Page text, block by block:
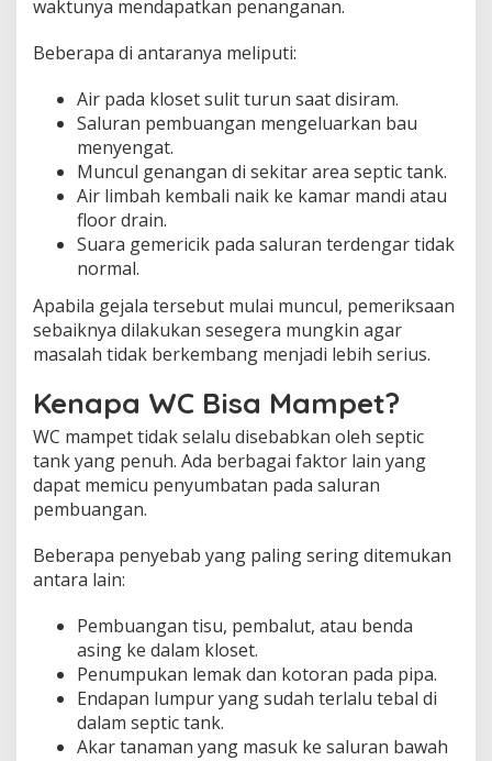
waktunya mendapatkan penanganan.
Beberapa di antaranya meliputi:
Air pada kloset sulit turun saat disiram.
Saluran pembuangan mengeluarkan bau
menyengat.
Muncul genangan di sekitar area septic tank.
Air limbah kembali naik ke kamar mandi atau
floor drain.
Suara gemericik pada saluran terdengar tidak
normal.
Apabila gejala tersebut mulai muncul, pemeriksaan
sebaiknya dilakukan sesegera mungkin agar
masalah tidak berkembang menjadi lebih serius.
Kenapa WC Bisa Mampet?
WC mampet tidak selalu disebabkan oleh septic
tank yang penuh. Ada berbagai faktor lain yang
dapat memicu penyumbatan pada saluran
pembuangan.
Beberapa penyebab yang paling sering ditemukan
antara lain:
Pembuangan tisu, pembalut, atau benda
asing ke dalam kloset.
Penumpukan lemak dan kotoran pada pipa.
Endapan lumpur yang sudah terlalu tebal di
dalam septic tank.
Akar tanaman yang masuk ke saluran bawah